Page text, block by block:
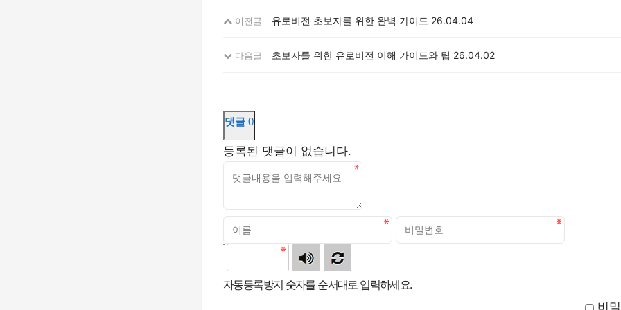
이전글 유로비전 초보자를 위한 완벽 가이드 26.04.04
다음글 초보자를 위한 유로비전 이해 가이드와 팁 26.04.02
댓글 0
등록된 댓글이 없습니다.
자동등록방지 숫자를 순서대로 입력하세요.
비